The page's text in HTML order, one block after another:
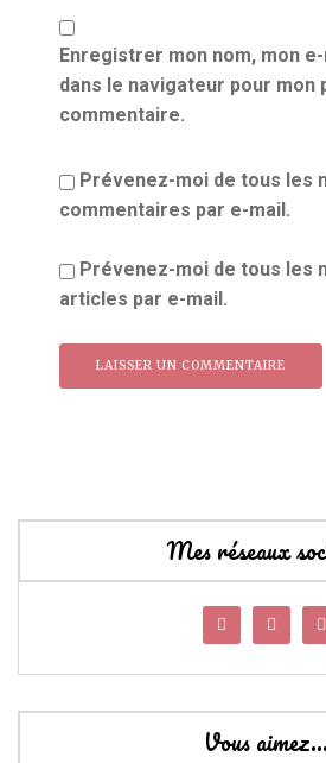
Enregistrer mon nom, mon
dans le navigateur pour mon
commentaire.
Prévenez-moi de tous les
commentaires par e-mail.
Prévenez-moi de tous les
articles par e-mail.
Mes réseaux
Vous aimez…